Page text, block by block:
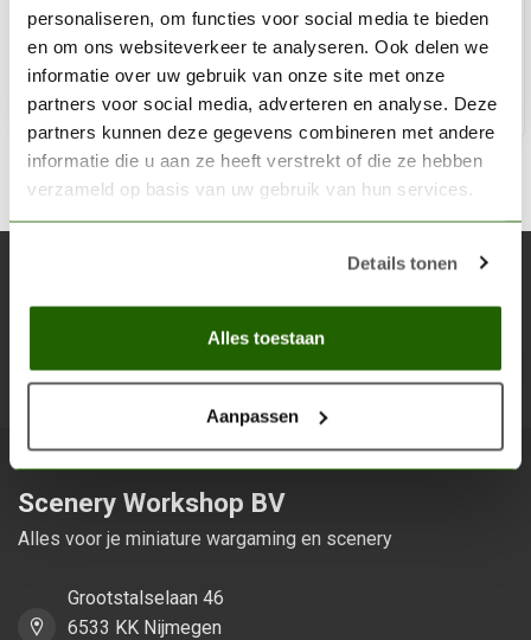
personaliseren, om functies voor social media te bieden
en om ons websiteverkeer te analyseren. Ook delen we
informatie over uw gebruik van onze site met onze
partners voor social media, adverteren en analyse. Deze
partners kunnen deze gegevens combineren met andere
informatie die u aan ze heeft verstrekt of die ze hebben
verzameld op basis van uw gebruik van hun services.
Details tonen
Alles toestaan
Aanpassen
€3,06
Niet op voorraad
Blijf op de hoogte over onze laatste acties
Scenery Workshop BV
Alles voor je miniature wargaming en scenery
Grootstalselaan 46
6533 KK Nijmegen